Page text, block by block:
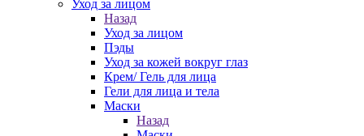
Уход за лицом
Назад
Уход за лицом
Пэды
Уход за кожей вокруг глаз
Крем/ Гель для лица
Гели для лица и тела
Маски
Назад